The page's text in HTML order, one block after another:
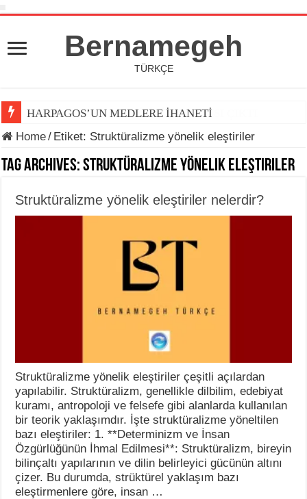
Bernamegeh
TÜRKÇE
HARPAGOS’UN MEDLERE İHANETİ
Home/ Etiket: Struktüralizme yönelik eleştiriler
Tag Archives:Struktüralizme yönelik eleştiriler
Struktüralizme yönelik eleştiriler nelerdir?
Struktüralizme yönelik eleştiriler çeşitli açılardan
yapılabilir. Struktüralizm, genellikle dilbilim, edebiyat
kuramı, antropoloji ve felsefe gibi alanlarda kullanılan
bir teorik yaklaşımdır. İşte struktüralizme yöneltilen
bazı eleştiriler: 1. **Determinizm ve İnsan
Özgürlüğünün İhmal Edilmesi**: Struktüralizm, bireyin
bilinçaltı yapılarının ve dilin belirleyici gücünün altını
çizer. Bu durumda, strüktürel yaklaşım bazı
eleştirmenlere göre, insan …